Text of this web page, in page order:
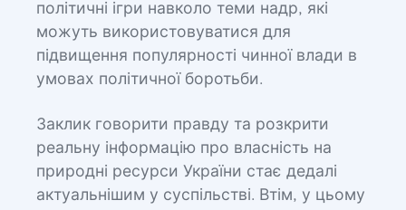
політичні ігри навколо теми надр, які
можуть використовуватися для
підвищення популярності чинної влади в
умовах політичної боротьби.
Заклик говорити правду та розкрити
реальну інформацію про власність на
природні ресурси України стає дедалі
актуальнішим у суспільстві. Втім, у цьому